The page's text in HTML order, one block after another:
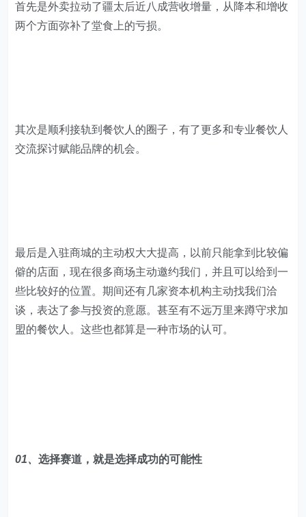
首先是外卖拉动了疆太后近八成营收增量，从降本和增收
两个方面弥补了堂食上的亏损。
其次是顺利接轨到餐饮人的圈子，有了更多和专业餐饮人
交流探讨赋能品牌的机会。
最后是入驻商城的主动权大大提高，以前只能拿到比较偏
僻的店面，现在很多商场主动邀约我们，并且可以给到一
些比较好的位置。期间还有几家资本机构主动找我们洽
谈，表达了参与投资的意愿。甚至有不远万里来蹲守求加
盟的餐饮人。这些也都算是一种市场的认可。
01、选择赛道，就是选择成功的可能性